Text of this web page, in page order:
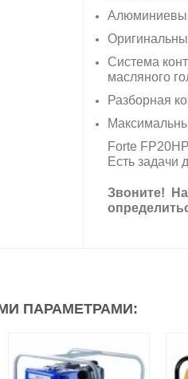
Система
масляного
Разборная
Forte
Есть задачи
Звоните!
ПАРАМЕТРАМИ: